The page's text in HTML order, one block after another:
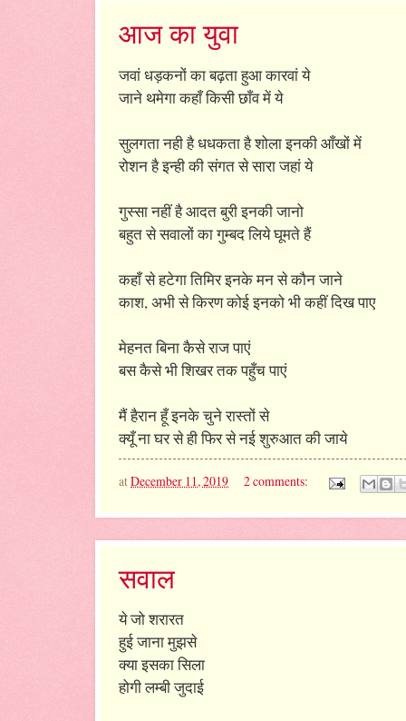
आज का युवा
जवां धड़कनों का बढ़ता हुआ कारवां ये
जाने थमेगा कहाँ किसी छाँव में ये
सुलगता नही है धधकता है शोला इनकी आँखों में
रोशन है इन्ही की संगत से सारा जहां ये
गुस्सा नहीं है आदत बुरी इनकी जानो
बहुत से सवालों का गुम्बद लिये घूमते हैं
कहाँ से हटेगा तिमिर इनके मन से कौन जाने
काश, अभी से किरण कोई इनको भी कहीं दिख पाए
मेहनत बिना कैसे राज पाएं
बस कैसे भी शिखर तक पहुँच पाएं
मैं हैरान हूँ इनके चुने रास्तों से
क्यूँ ना घर से ही फिर से नई शुरुआत की जाये
atDecember 11, 2019 2 comments:
सवाल
ये जो शरारत
हुई जाना मुझसे
क्या इसका सिला
होगी लम्बी जुदाई